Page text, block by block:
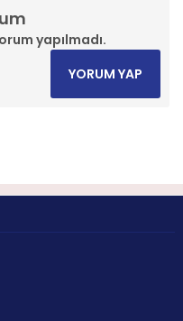
yapılmadı.
YORUM YAP